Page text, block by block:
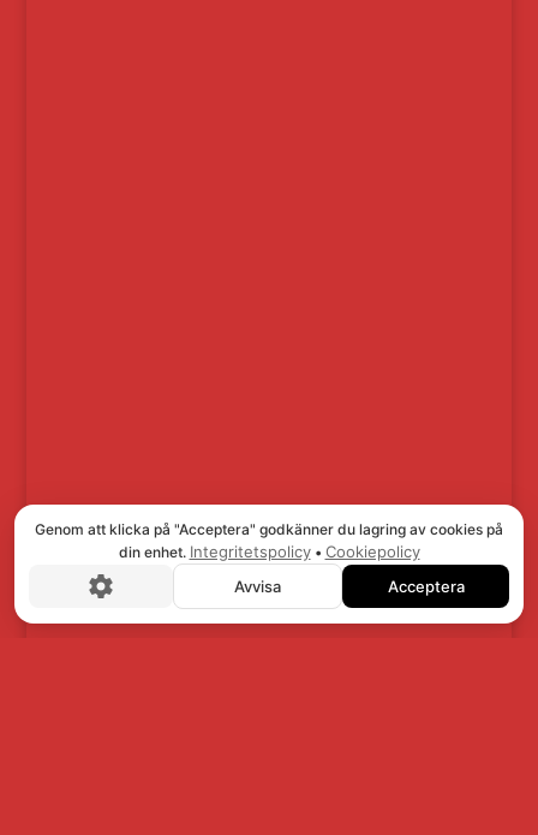
Genom att klicka på "Acceptera" godkänner du lagring av cookies på
din enhet. Integritetspolicy• Cookiepolicy
Avvisa
Acceptera